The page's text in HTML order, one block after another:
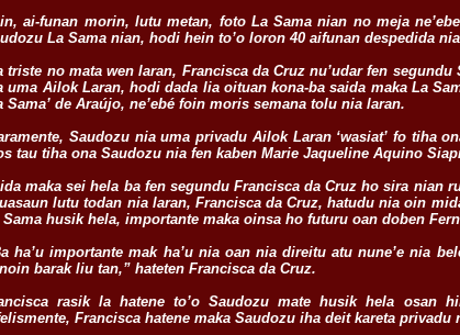
ai-funan morin, lutu metan, foto La Sama nian no meja
La Sama nian, hodi hein to’o loron 40 aifunan despedida
triste no mata wen laran, Francisca da Cruz nu’udar fen
uma Ailok Laran, hodi dada lia oituan kona-ba saida maka La
Sama’ de Araújo, ne’ebé foin moris semana tolu nia laran.
Saudozu nia uma privadu Ailok Laran ‘wasiat’ fo tiha
tau tiha ona Saudozu nia fen kaben Marie Jaqueline Aquino
maka sei hela ba fen segundu Francisca da Cruz ho sira nian
lutu todan nia laran, Francisca da Cruz, hatudu nia oin
Sama husik hela, importante maka oinsa ho futuru oan doben
ha’u importante mak ha’u nia oan nia direitu atu nune’e nia
barak liu tan,” hateten Francisca da Cruz.
rasik la hatene to’o Saudozu mate husik hela osan
Francisca hatene maka Saudozu iha deit kareta privadu